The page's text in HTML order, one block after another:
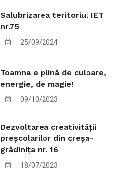
Salubrizarea teritoriul IET
nr.75
25/09/2024
Toamna e plină de culoare,
energie, de magie!
09/10/2023
Dezvoltarea creativității
preșcolarilor din creșa-
grădinița nr. 16
18/07/2023